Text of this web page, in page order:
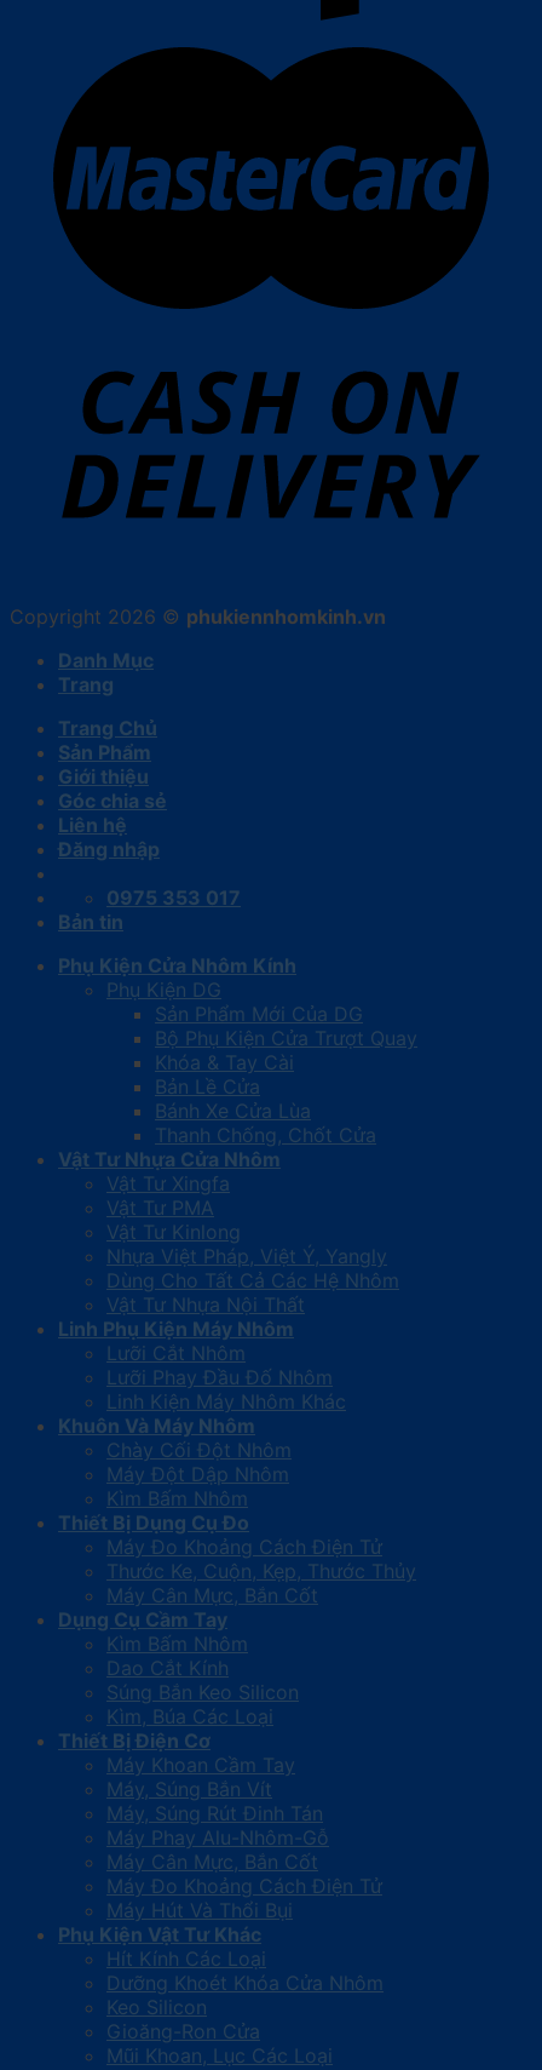
Copyright 2026 © phukiennhomkinh.vn
Danh Mục
Trang
Trang Chủ
Sản Phẩm
Giới thiệu
Góc chia sẻ
Liên hệ
Đăng nhập
0975 353 017
Bản tin
Phụ Kiện Cửa Nhôm Kính
Phụ Kiện DG
Sản Phẩm Mới Của DG
Bộ Phụ Kiện Cửa Trượt Quay
Khóa & Tay Cài
Bản Lề Cửa
Bánh Xe Cửa Lùa
Thanh Chống, Chốt Cửa
Vật Tư Nhựa Cửa Nhôm
Vật Tư Xingfa
Vật Tư PMA
Vật Tư Kinlong
Nhựa Việt Pháp, Việt Ý, Yangly
Dùng Cho Tất Cả Các Hệ Nhôm
Vật Tư Nhựa Nội Thất
Linh Phụ Kiện Máy Nhôm
Lưỡi Cắt Nhôm
Lưỡi Phay Đầu Đố Nhôm
Linh Kiện Máy Nhôm Khác
Khuôn Và Máy Nhôm
Chày Cối Đột Nhôm
Máy Đột Dập Nhôm
Kìm Bấm Nhôm
Thiết Bị Dụng Cụ Đo
Máy Đo Khoảng Cách Điện Tử
Thước Ke, Cuộn, Kẹp, Thước Thủy
Máy Cân Mực, Bắn Cốt
Dụng Cụ Cầm Tay
Kìm Bấm Nhôm
Dao Cắt Kính
Súng Bắn Keo Silicon
Kìm, Búa Các Loại
Thiết Bị Điện Cơ
Máy Khoan Cầm Tay
Máy, Súng Bắn Vít
Máy, Súng Rút Đinh Tán
Máy Phay Alu-Nhôm-Gỗ
Máy Cân Mực, Bắn Cốt
Máy Đo Khoảng Cách Điện Tử
Máy Hút Và Thổi Bụi
Phụ Kiện Vật Tư Khác
Hít Kính Các Loại
Dưỡng Khoét Khóa Cửa Nhôm
Keo Silicon
Gioăng-Ron Cửa
Mũi Khoan, Lục Các Loại